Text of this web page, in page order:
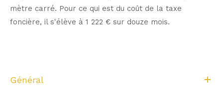
mètre carré. Pour ce qui est du coût de la taxe
foncière, il s'élève à 1 222 € sur douze mois.
Général